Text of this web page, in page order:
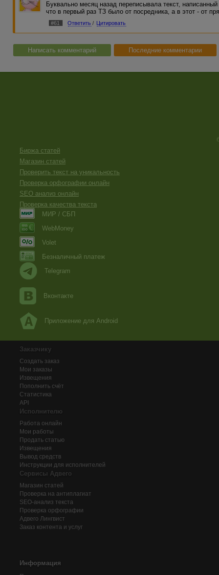
Буквально месяц назад переписывала текст,
что в первый раз ТЗ было от посредника, а в этот - от
#61 Ответить / Цитировать
Написать комментарий Последние комментарии
Биржа статей
Магазин статей
Проверить текст на уникальность
Проверка орфографии онлайн
SEO анализ онлайн
Проверка качества текста
МИР / СБП
WebMoney
Volet
Безналичный платеж
Telegram
Вконтакте
Приложение для Android
Заказчику
Создать заказ
Мои заказы
Извещения
Пополнить счёт
Статистика
API
Исполнителю
Работа онлайн
Мои работы
Продать статью
Извещения
Вывод средств
Инструкции для исполнителей
Сервисы Адвего
Магазин статей
Проверка на антиплагиат
SEO-анализ текста
Проверка орфографии
Адвего Лингвист
Заказ контента и услуг
Информация